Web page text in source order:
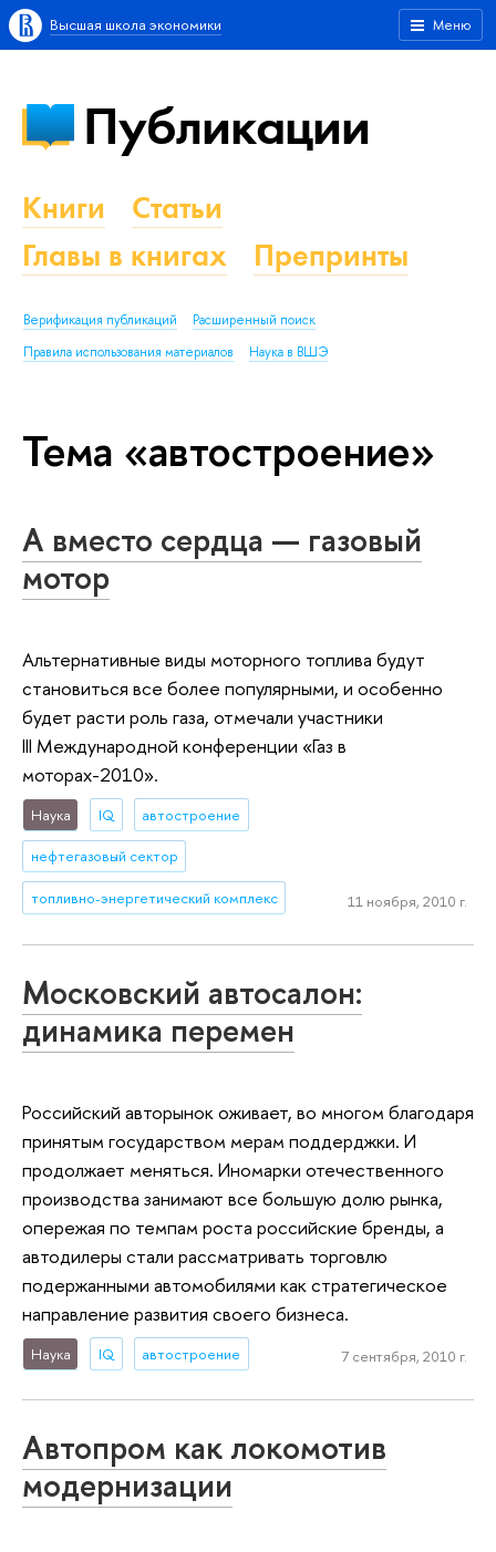
Меню
Высшая школа экономики
Публикации
Книги
Статьи
Главы в книгах
Препринты
Верификация публикаций
Расширенный поиск
Правила использования материалов
Наука в ВШЭ
Тема «автостроение»
А вместо сердца — газовый
мотор
Альтернативные виды моторного топлива будут
становиться все более популярными, и особенно
будет расти роль газа, отмечали участники
III Международной конференции «Газ в
моторах-2010».
Наука IQ автостроение
нефтегазовый сектор
топливно-энергетический комплекс 11 ноября, 2010 г.
Московский автосалон:
динамика перемен
Российский авторынок оживает, во многом благодаря
принятым государством мерам поддерджки. И
продолжает меняться. Иномарки отечественного
производства занимают все большую долю рынка,
опережая по темпам роста российские бренды, а
автодилеры стали рассматривать торговлю
подержанными автомобилями как стратегическое
направление развития своего бизнеса.
Наука IQ автостроение 7 сентября, 2010 г.
Автопром как локомотив
модернизации